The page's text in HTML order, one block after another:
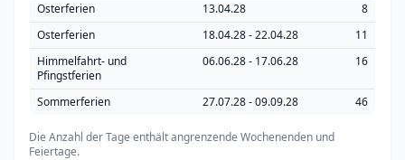
Osterferien
13.04.28
8
Osterferien
18.04.28 - 22.04.28
11
Himmelfahrt- und
Pfingstferien
06.06.28 - 17.06.28 16
Sommerferien 27.07.28 - 09.09.28 46
Die Anzahl der Tage enthält angrenzende Wochenenden und
Feiertage.